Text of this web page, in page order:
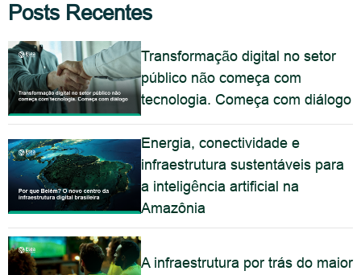
Posts Recentes
Transformação digital no setor
público não começa com
tecnologia. Começa com diálogo
Energia, conectividade e
infraestrutura sustentáveis para
a inteligência artificial na
Amazônia
A infraestrutura por trás do maior